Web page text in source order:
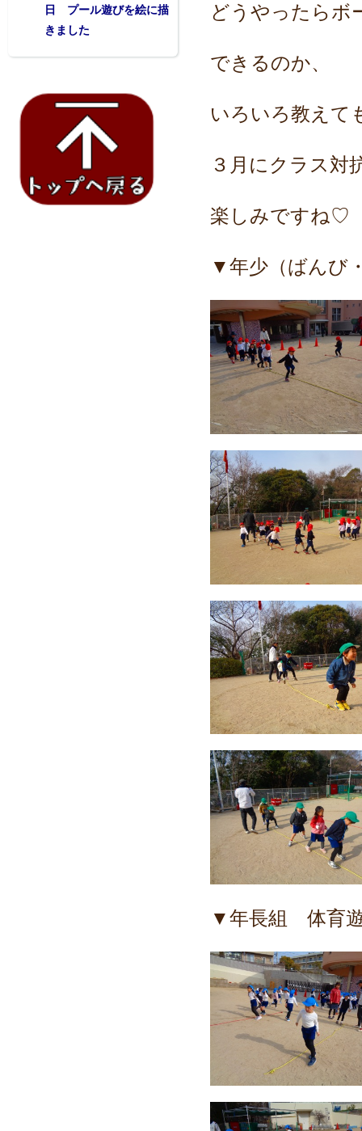
日 プール遊びを絵に描
きました
どうやったらボ
できるのか、
いろいろ教えて
３月にクラス対
楽しみですね♡
▼年少（ばんび
▼年長組 体育